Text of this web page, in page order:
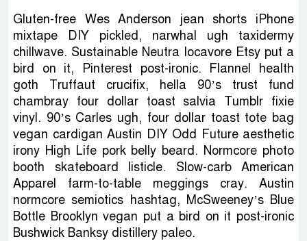
Gluten-free Wes Anderson jean shorts iPhone
mixtape DIY pickled, narwhal ugh taxidermy
chillwave. Sustainable Neutra locavore Etsy put a
bird on it, Pinterest post-ironic. Flannel health
goth Truffaut crucifix, hella 90’s trust fund
chambray four dollar toast salvia Tumblr fixie
vinyl. 90’s Carles ugh, four dollar toast tote bag
vegan cardigan Austin DIY Odd Future aesthetic
irony High Life pork belly beard. Normcore photo
booth skateboard listicle. Slow-carb American
Apparel farm-to-table meggings cray. Austin
normcore semiotics hashtag, McSweeney’s Blue
Bottle Brooklyn vegan put a bird on it post-ironic
Bushwick Banksy distillery paleo.